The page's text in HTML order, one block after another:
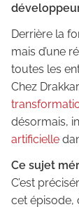
Derrière la
mais d’une
toutes les
Chez
désormais,
artificielle
Ce sujet
C’est
cet épisode,